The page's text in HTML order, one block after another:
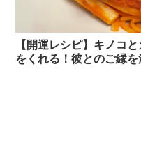
【開運レシピ】キノコ
をくれる！彼とのご縁